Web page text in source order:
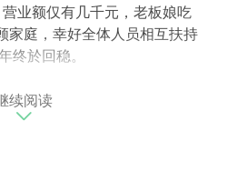
业额仅有几千元，老板娘吃
家庭，幸好全体人员相互扶持
终於回稳。
续阅读